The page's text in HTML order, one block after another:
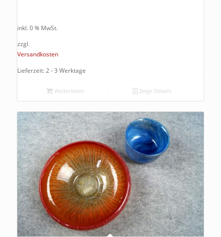
inkl. 0 % MwSt.
zzgl.
Versandkosten
Lieferzeit: 2 - 3 Werktage
Weiterlesen Zeige Details